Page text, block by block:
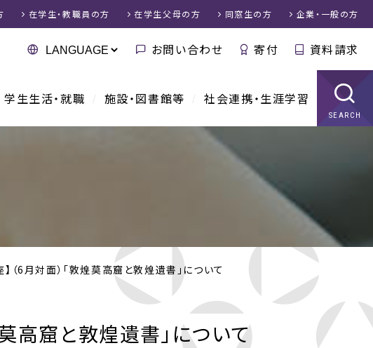
学生生活・就職 施設・図書館等 社会連携・生涯学習
SEARCH
在学生・教職員 の方 在学生父母の方 同窓生の方 企業・一般の方
お問い合わせ 寄付 資料請求
】（6月対面）「敦煌莫高窟と敦煌遺書」について
莫高窟と敦煌遺書」について